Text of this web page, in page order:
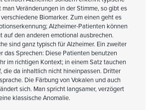
man Veränderungen in der Stimme, so gibt es
Biomarker. Zum einen geht es
Alzheimer-Patienten können
auf den anderen emotional ausbrechen.
sind ganz typisch für Alzheimer. Ein zweiter
das Sprechen: Diese Patienten benutzen
im richtigen Kontext; in einem Satz tauchen
die da inhaltlich nicht hineinpassen. Dritter
Die Färbung von Vokalen und auch
sich. Man spricht langsamer, verzögert
klassische Anomalie.